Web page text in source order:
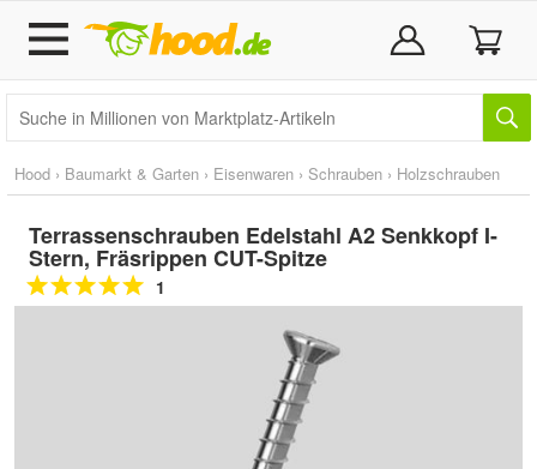
Hood › Baumarkt & Garten › Eisenwaren › Schrauben › Holzschrauben
Terrassenschrauben Edelstahl A2 Senkkopf I-
Stern, Fräsrippen CUT-Spitze
1